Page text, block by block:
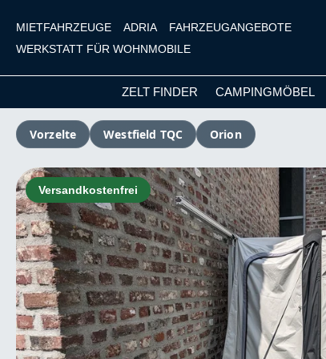
Hauptinhalt springen
Zur Suche springen
Zur Hauptnavigation springen
MIETFAHRZEUGE ADRIA
FAHRZEUGANGEBOTE
WERKSTATT FÜR WOHNMOBILE
ZELT FINDER CAMPINGMÖBEL
Vorzelte Westfield TQC Orion
Bildergalerie überspringen
Versandkostenfrei